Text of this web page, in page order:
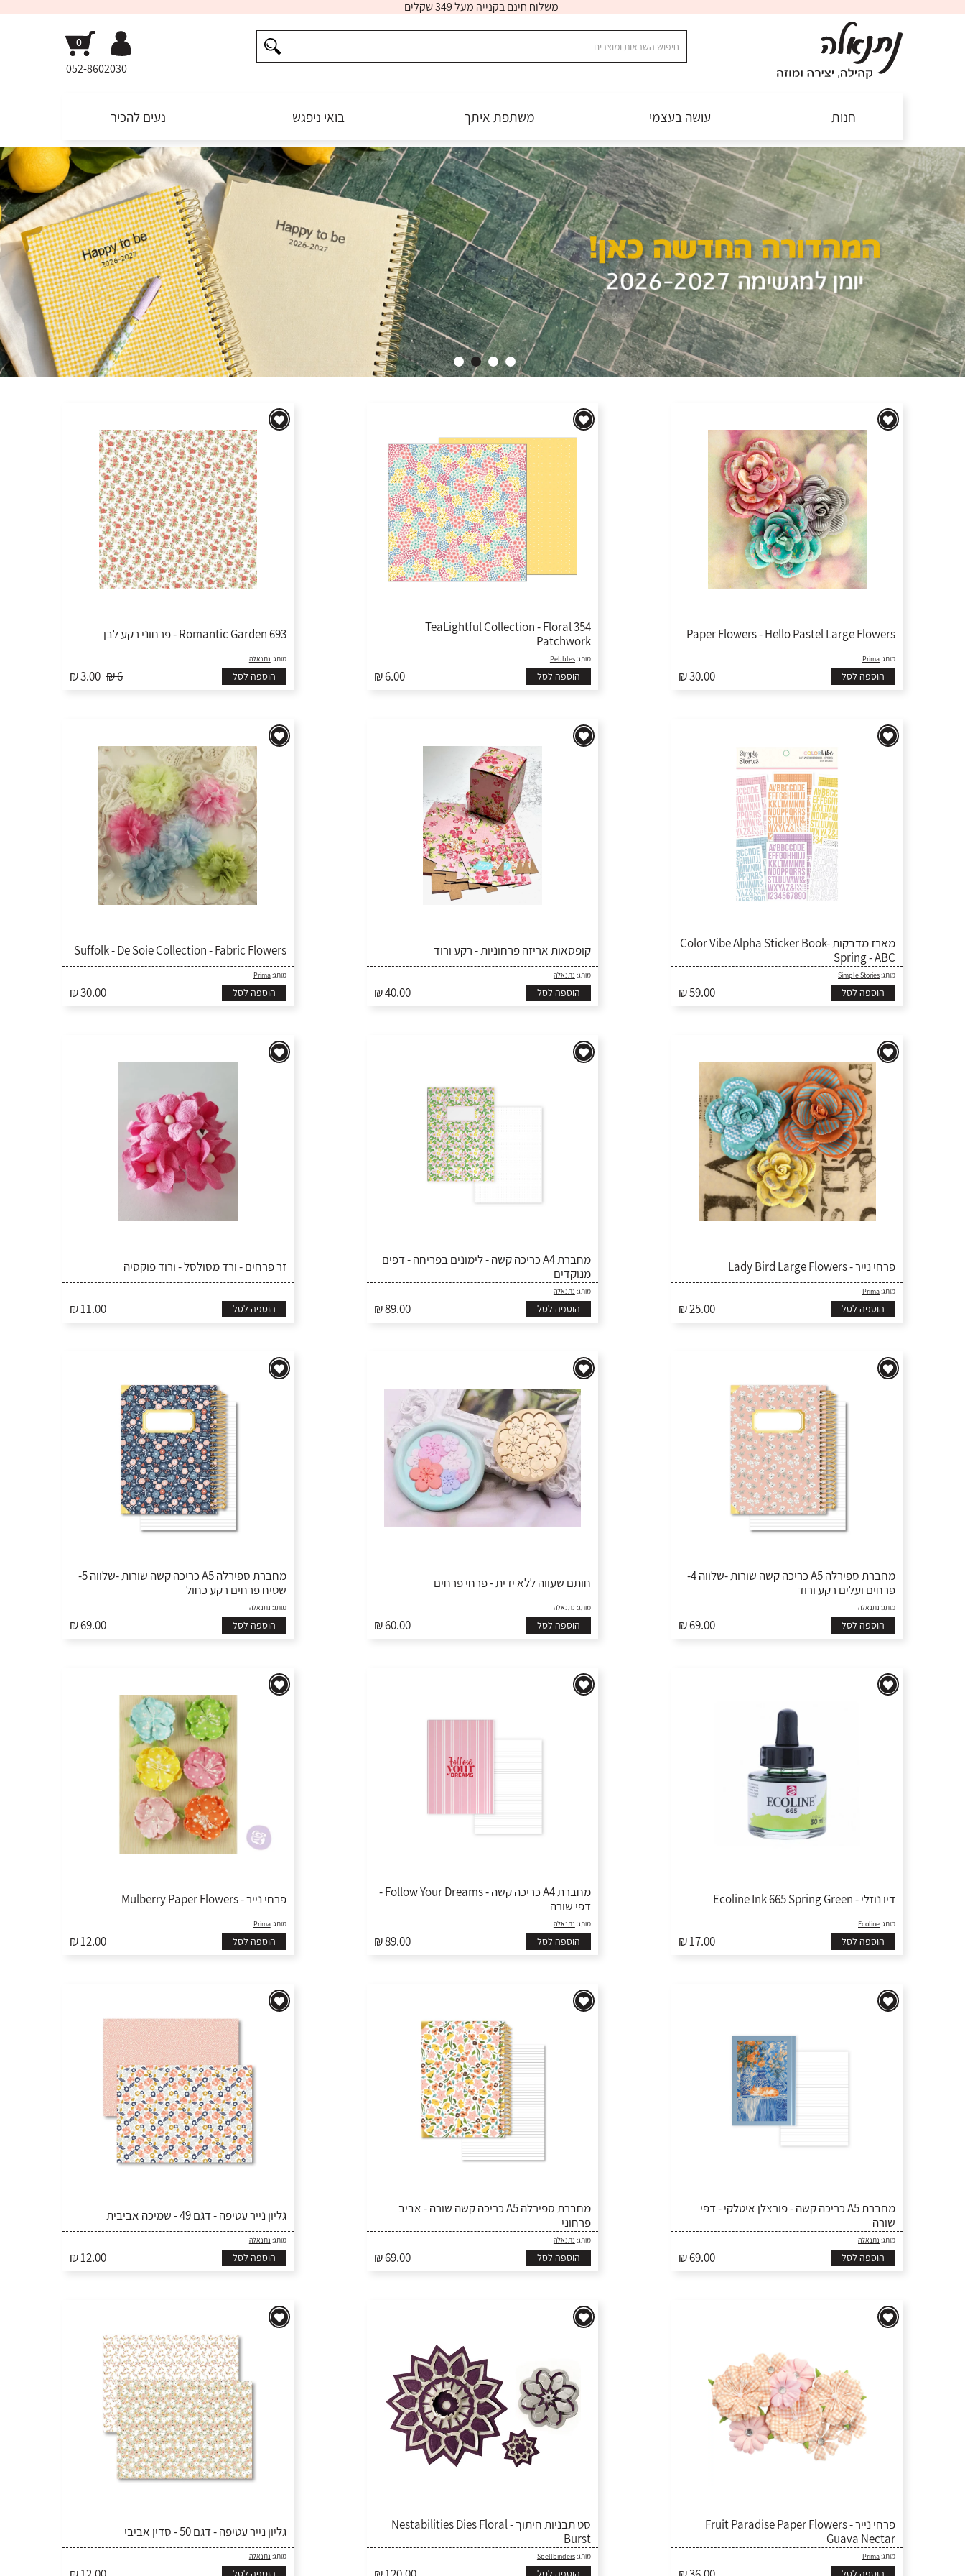
052-8602030
חנות עושה בעצמי משתפת איתך בואי ניפגש נעים להכיר
Paper Flowers - Hello Pastel Large Flowers
מותג:Prima
₪ 30.00 הוספה לסל
354 TeaLightful Collection - Floral
Patchwork
מותג:Pebbles
₪ 6.00 הוספה לסל
693 Romantic Garden - פרחוני רקע לבן
מותג: נתנאלה
₪ 6
₪ 3.00 הוספה לסל
מארז מדבקות Color Vibe Alpha Sticker Book-
Spring - ABC
מותג:Simple Stories
₪ 59.00 הוספה לסל
קופסאות אריזה פרחוניות - רקע ורוד
מותג: נתנאלה
₪ 40.00 הוספה לסל
Suffolk - De Soie Collection - Fabric Flowers
מותג:Prima
₪ 30.00 הוספה לסל
פרחי נייר - Lady Bird Large Flowers
מותג:Prima
₪ 25.00 הוספה לסל
מחברת A4 כריכה קשה - לימונים בפריחה - דפים
מנוקדים
מותג: נתנאלה
₪ 89.00 הוספה לסל
זר פרחים - ורד מסולסל - ורוד פוקסיה
₪ 11.00 הוספה לסל
מחברת ספירלה A5 כריכה קשה שורות -שלווה 4-
פרחים ועלים רקע ורוד
מותג: נתנאלה
₪ 69.00 הוספה לסל
חותם שעווה ללא ידית - פרחי פרחים
מותג: נתנאלה
₪ 60.00 הוספה לסל
מחברת ספירלה A5 כריכה קשה שורות -שלווה 5-
שטיח פרחים רקע כחול
מותג: נתנאלה
₪ 69.00 הוספה לסל
דיו נוזלי - Ecoline Ink 665 Spring Green
מותג:Ecoline
₪ 17.00 הוספה לסל
מחברת A4 כריכה קשה - Follow Your Dreams -
דפי שורה
מותג: נתנאלה
₪ 89.00 הוספה לסל
פרחי נייר - Mulberry Paper Flowers
מותג:Prima
₪ 12.00 הוספה לסל
מחברת A5 כריכה קשה - פורצלן איטלקי - דפי
שורה
מותג: נתנאלה
₪ 69.00 הוספה לסל
מחברת ספירלה A5 כריכה קשה שורה - אביב
פרחוני
מותג: נתנאלה
₪ 69.00 הוספה לסל
גליון נייר עטיפה - דגם 49 - שמיכה אביבית
מותג: נתנאלה
₪ 12.00 הוספה לסל
פרחי נייר Fruit Paradise Paper Flowers -
Guava Nectar
מותג:Prima
סט תבניות חיתוך - Nestabilities Dies Floral
Burst
מותג:Spellbinders
גליון נייר עטיפה - דגם 50 - סדין אביבי
מותג: נתנאלה